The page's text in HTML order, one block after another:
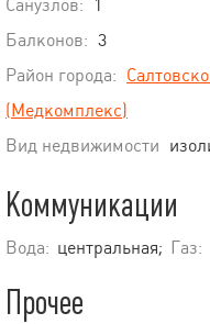
Санузлов:
1
Балконов: 3
Район города:
(Медкомплекс)
Вид недвижимости
Коммуникации
Вода: центральная; Газ:
Прочее